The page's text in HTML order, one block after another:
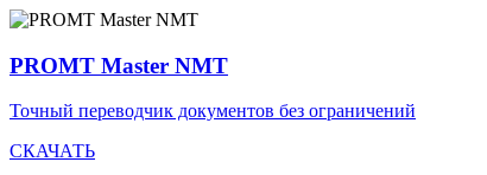
PROMT Master NMT
Точный переводчик документов без ограничений
СКАЧАТЬ